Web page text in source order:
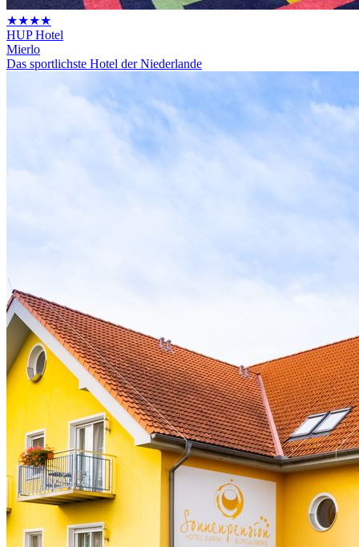
★★★★
HUP Hotel
Mierlo
Das sportlichste Hotel der Niederlande